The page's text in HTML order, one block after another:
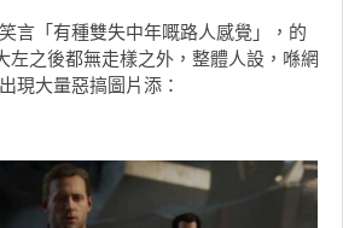
言「有種雙失中年嘅路人感覺」，的
左之後都無走樣之外，整體人設，喺網
現大量惡搞圖片添：